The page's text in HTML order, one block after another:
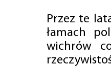
Przez te
łamach
wichrów